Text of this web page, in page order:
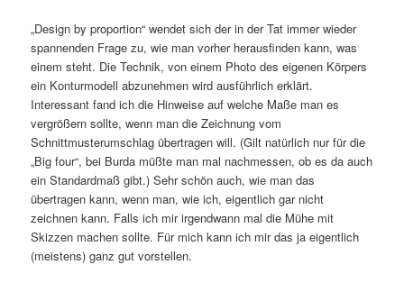
„Design by proportion“ wendet sich der in der Tat immer wieder
spannenden Frage zu, wie man vorher herausfinden kann, was
einem steht. Die Technik, von einem Photo des eigenen Körpers
ein Konturmodell abzunehmen wird ausführlich erklärt.
Interessant fand ich die Hinweise auf welche Maße man es
vergrößern sollte, wenn man die Zeichnung vom
Schnittmusterumschlag übertragen will. (Gilt natürlich nur für die
„Big four“, bei Burda müßte man mal nachmessen, ob es da auch
ein Standardmaß gibt.) Sehr schön auch, wie man das
übertragen kann, wenn man, wie ich, eigentlich gar nicht
zeichnen kann. Falls ich mir irgendwann mal die Mühe mit
Skizzen machen sollte. Für mich kann ich mir das ja eigentlich
(meistens) ganz gut vorstellen.